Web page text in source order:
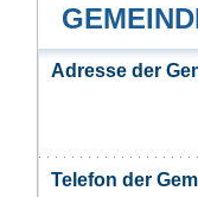
Adresse der
Telefon der